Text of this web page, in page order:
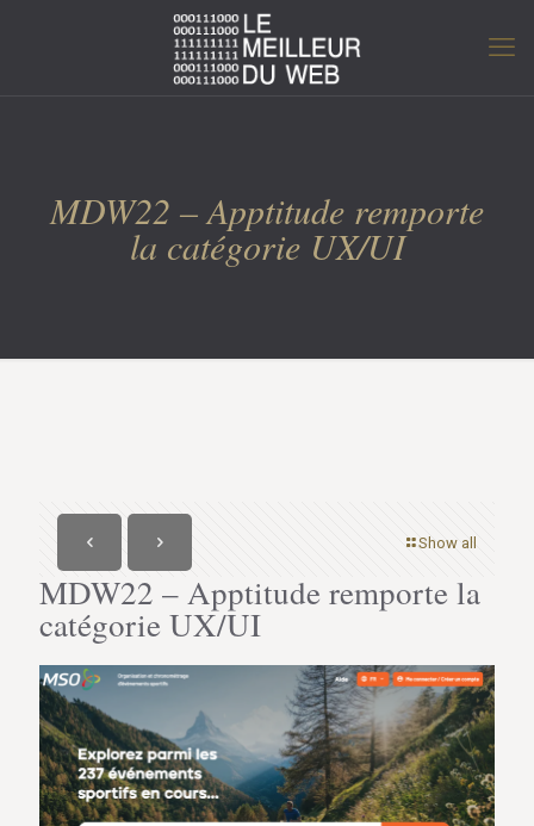
MDW22 – Apptitude remporte
la catégorie UX/UI
Show all
MDW22 – Apptitude remporte la
catégorie UX/UI